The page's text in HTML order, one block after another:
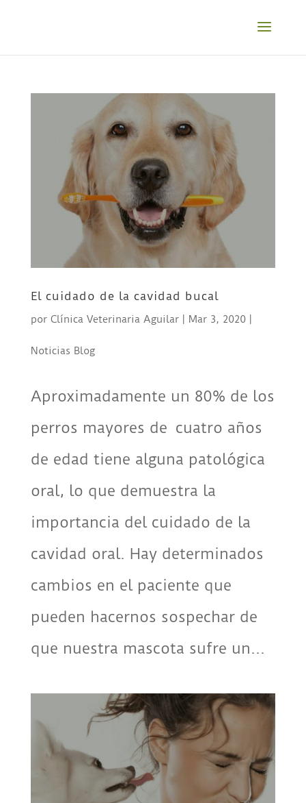
El cuidado de la cavidad bucal
por Clínica Veterinaria Aguilar| Mar 3, 2020|
Noticias Blog
Aproximadamente un 80% de los
perros mayores de cuatro años
de edad tiene alguna patológica
oral, lo que demuestra la
importancia del cuidado de la
cavidad oral. Hay determinados
cambios en el paciente que
pueden hacernos sospechar de
que nuestra mascota sufre un...